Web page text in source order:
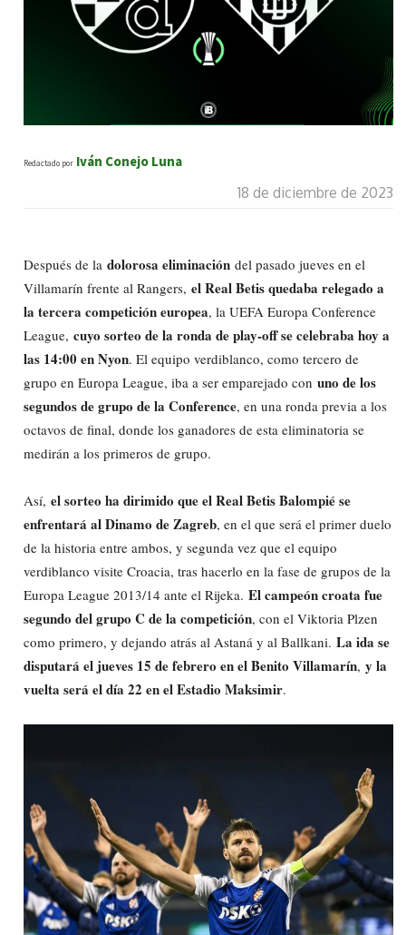
Redactado por Iván Conejo Luna
18 de diciembre de 2023
Después de la dolorosa eliminación del pasado jueves en el
Villamarín frente al Rangers, el Real Betis quedaba relegado a
la tercera competición europea, la UEFA Europa Conference
League, cuyo sorteo de la ronda de play-off se celebraba hoy a
las 14:00 en Nyon. El equipo verdiblanco, como tercero de
grupo en Europa League, iba a ser emparejado con uno de los
segundos de grupo de la Conference, en una ronda previa a los
octavos de final, donde los ganadores de esta eliminatoria se
medirán a los primeros de grupo.
Así, el sorteo ha dirimido que el Real Betis Balompié se
enfrentará al Dinamo de Zagreb, en el que será el primer duelo
de la historia entre ambos, y segunda vez que el equipo
verdiblanco visite Croacia, tras hacerlo en la fase de grupos de la
Europa League 2013/14 ante el Rijeka. El campeón croata fue
segundo del grupo C de la competición, con el Viktoria Plzen
como primero, y dejando atrás al Astaná y al Ballkani. La ida se
disputará el jueves 15 de febrero en el Benito Villamarín, y la
vuelta será el día 22 en el Estadio Maksimir.